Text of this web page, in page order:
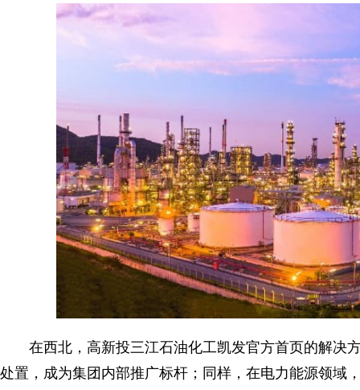
在西北，高新投三江石油化工凯发官方首页的解决
处置，成为集团内部推广标杆；同样，在电力能源领域